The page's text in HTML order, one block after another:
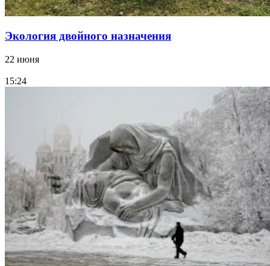
Экология двойного назначения
22 июня
15:24